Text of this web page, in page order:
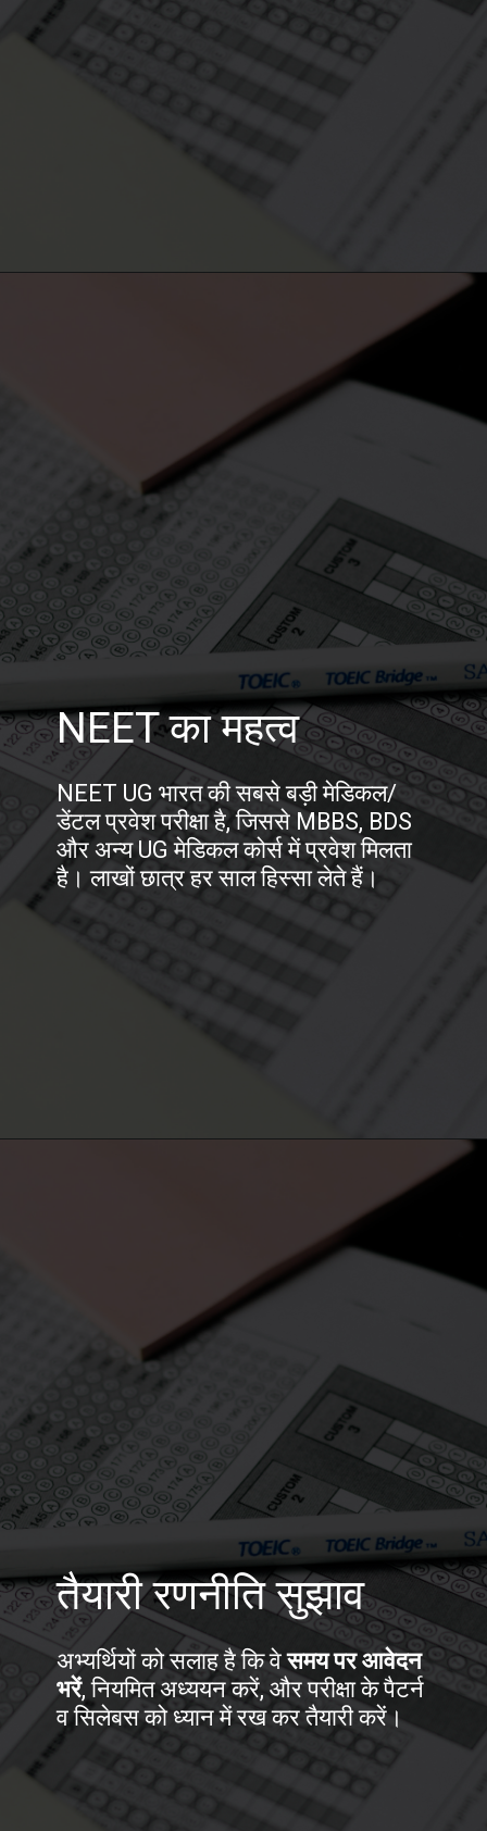
NEET का महत्व
NEET UG भारत की सबसे बड़ी मेडिकल/
डेंटल प्रवेश परीक्षा है, जिससे MBBS, BDS
और अन्य UG मेडिकल कोर्स में प्रवेश मिलता
है। लाखों छात्र हर साल हिस्सा लेते हैं।
तैयारी रणनीति सुझाव
अभ्यर्थियों को सलाह है कि वेसमय पर आवेदन
भरें, नियमित अध्ययन करें, और परीक्षा के पैटर्न
व सिलेबस को ध्यान में रख कर तैयारी करें।